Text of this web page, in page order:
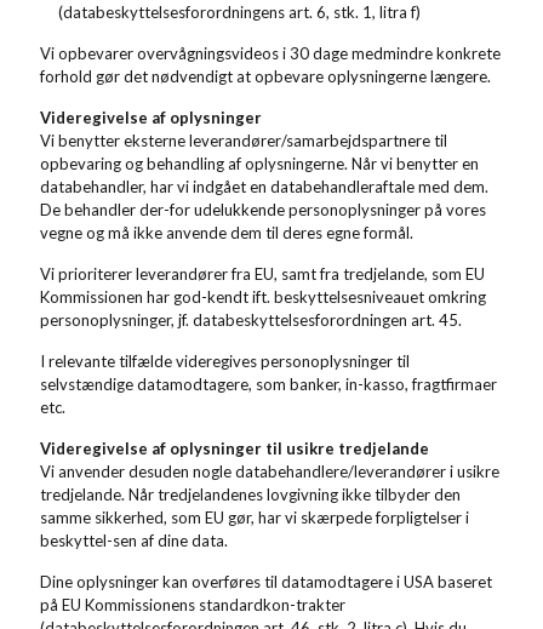
(databeskyttelsesforordningens art. 6, stk. 1, litra f)
Vi opbevarer overvågningsvideos i 30 dage medmindre konkrete
forhold gør det nødvendigt at opbevare oplysningerne længere.
Videregivelse af oplysninger
Vi benytter eksterne leverandører/samarbejdspartnere til
opbevaring og behandling af oplysningerne. Når vi benytter en
databehandler, har vi indgået en databehandleraftale med dem.
De behandler der-for udelukkende personoplysninger på vores
vegne og må ikke anvende dem til deres egne formål.
Vi prioriterer leverandører fra EU, samt fra tredjelande, som EU
Kommissionen har god-kendt ift. beskyttelsesniveauet omkring
personoplysninger, jf. databeskyttelsesforordningen art. 45.
I relevante tilfælde videregives personoplysninger til
selvstændige datamodtagere, som banker, in-kasso, fragtfirmaer
etc.
Videregivelse af oplysninger til usikre tredjelande
Vi anvender desuden nogle databehandlere/leverandører i usikre
tredjelande. Når tredjelandenes lovgivning ikke tilbyder den
samme sikkerhed, som EU gør, har vi skærpede forpligtelser i
beskyttel-sen af dine data.
Dine oplysninger kan overføres til datamodtagere i USA baseret
på EU Kommissionens standardkon-trakter